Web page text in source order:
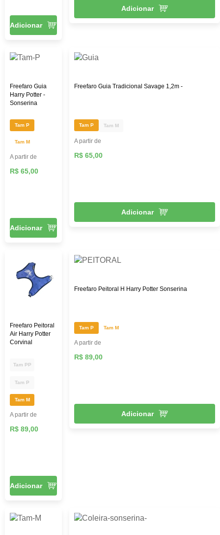
Adicionar
Adicionar
Freefaro Guia
Harry Potter -
Sonserina
Tam P
Tam M
A partir de
R$ 65,00
Adicionar
Freefaro Guia Tradicional Savage 1,2m -
Tam P Tam M
A partir de
R$ 65,00
Adicionar
Freefaro Peitoral
Air Harry Potter
Corvinal
Tam PP
Tam P
Tam M
A partir de
R$ 89,00
Adicionar
Freefaro Peitoral H Harry Potter Sonserina
Tam P Tam M
A partir de
R$ 89,00
Adicionar